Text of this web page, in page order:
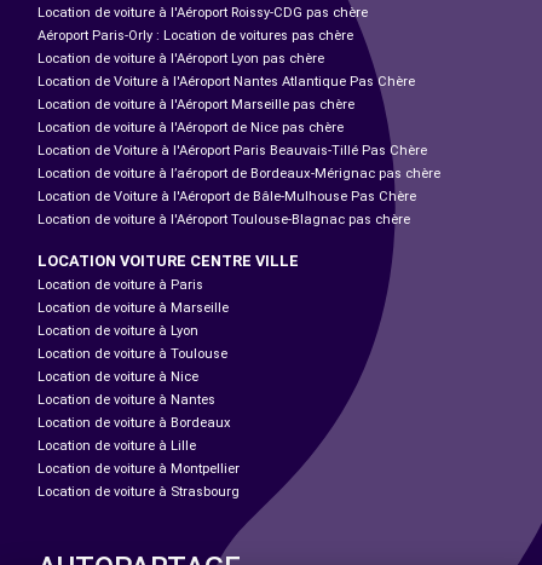
Location de voiture à l'Aéroport Roissy-CDG pas chère
Aéroport Paris-Orly : Location de voitures pas chère
Location de voiture à l'Aéroport Lyon pas chère
Location de Voiture à l'Aéroport Nantes Atlantique Pas Chère
Location de voiture à l'Aéroport Marseille pas chère
Location de voiture à l'Aéroport de Nice pas chère
Location de Voiture à l'Aéroport Paris Beauvais-Tillé Pas Chère
Location de voiture à l’aéroport de Bordeaux-Mérignac pas chère
Location de Voiture à l'Aéroport de Bâle-Mulhouse Pas Chère
Location de voiture à l'Aéroport Toulouse-Blagnac pas chère
LOCATION VOITURE CENTRE VILLE
Location de voiture à Paris
Location de voiture à Marseille
Location de voiture à Lyon
Location de voiture à Toulouse
Location de voiture à Nice
Location de voiture à Nantes
Location de voiture à Bordeaux
Location de voiture à Lille
Location de voiture à Montpellier
Location de voiture à Strasbourg